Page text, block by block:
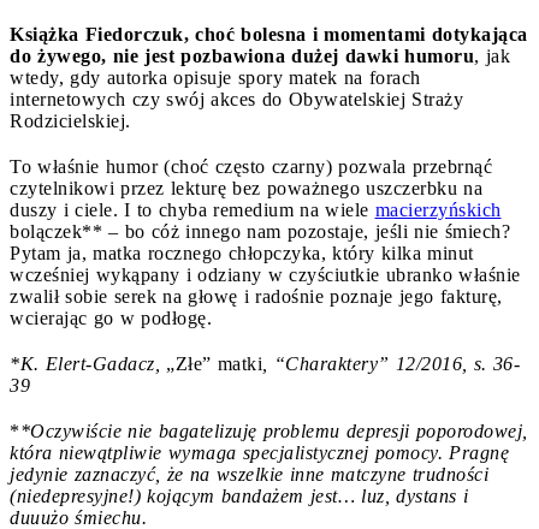
Książka Fiedorczuk, choć bolesna i momentami dotykająca
do żywego, nie jest pozbawiona dużej dawki humoru, jak
wtedy, gdy autorka opisuje spory matek na forach
internetowych czy swój akces do Obywatelskiej Straży
Rodzicielskiej.
To właśnie humor (choć często czarny) pozwala przebrnąć
czytelnikowi przez lekturę bez poważnego uszczerbku na
duszy i ciele. I to chyba remedium na wiele macierzyńskich
bolączek** – bo cóż innego nam pozostaje, jeśli nie śmiech?
Pytam ja, matka rocznego chłopczyka, który kilka minut
wcześniej wykąpany i odziany w czyściutkie ubranko właśnie
zwalił sobie serek na głowę i radośnie poznaje jego fakturę,
wcierając go w podłogę.
*K. Elert-Gadacz, „Złe” matki , “Charaktery” 12/2016, s. 36-
39
**Oczywiście nie bagatelizuję problemu depresji poporodowej,
która niewątpliwie wymaga specjalistycznej pomocy. Pragnę
jedynie zaznaczyć, że na wszelkie inne matczyne trudności
(niedepresyjne!) kojącym bandażem jest… luz, dystans i
duuużo śmiechu.